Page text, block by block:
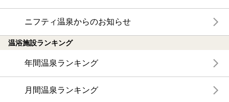
ニフティ温泉からのお知らせ
温浴施設ランキング
年間温泉ランキング
月間温泉ランキング